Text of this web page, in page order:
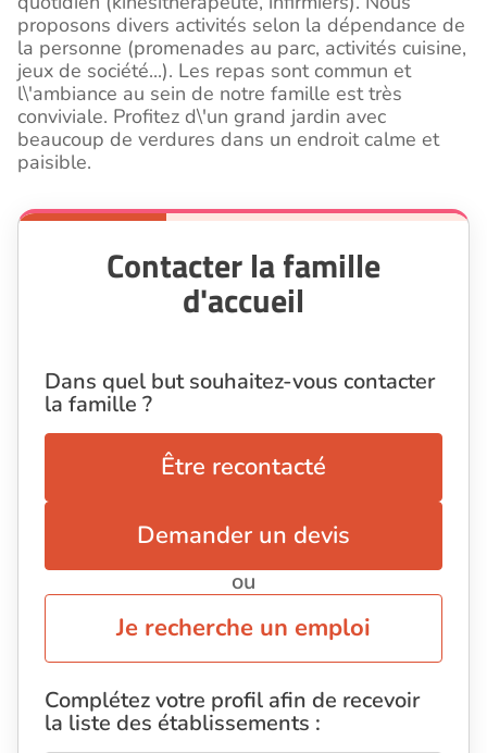
proposons divers activités selon la dépendance de
la personne (promenades au parc, activités cuisine,
jeux de société...). Les repas sont commun et
l\'ambiance au sein de notre famille est très
conviviale. Profitez d\'un grand jardin avec
beaucoup de verdures dans un endroit calme et
paisible.
Contacter la famille
d'accueil
Dans quel but souhaitez-vous contacter
la famille ?
Être recontacté
Demander un devis
ou
Je recherche un emploi
Complétez votre profil afin de recevoir
la liste des établissements :